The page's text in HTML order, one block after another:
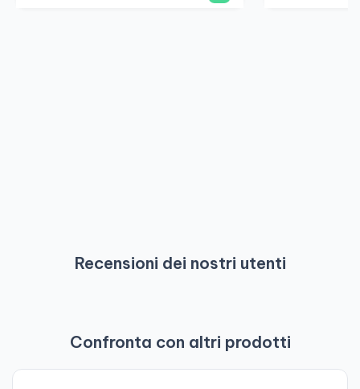
Recensioni dei nostri utenti
Confronta con altri prodotti
-